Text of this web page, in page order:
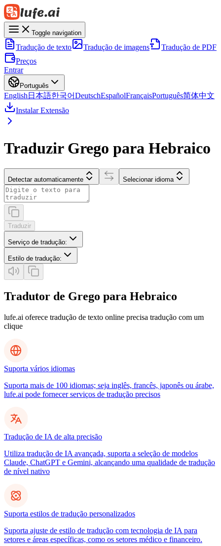
Toggle navigation
Tradução de texto Tradução de imagens
Tradução de PDF
Preços
Entrar
Português
English 日本語한국어DeutschEspañolFrançaisPortuguês简体中文
Instalar Extensão
Traduzir Grego para Hebraico
Detectar automaticamente Selecionar idioma
Traduzir
Serviço de tradução:
Estilo de tradução:
Tradutor de Grego para Hebraico
lufe.ai oferece tradução de texto online precisa tradução com um
clique
Suporta vários idiomas
Suporta mais de 100 idiomas; seja inglês, francês, japonês ou árabe,
lufe.ai pode fornecer serviços de tradução precisos
Tradução de IA de alta precisão
Utiliza tradução de IA avançada, suporta a seleção de modelos
Claude, ChatGPT e Gemini, alcançando uma qualidade de tradução
de nível nativo
Suporta estilos de tradução personalizados
Suporta ajuste de estilo de tradução com tecnologia de IA para
setores e áreas específicas, como os setores médico e financeiro.